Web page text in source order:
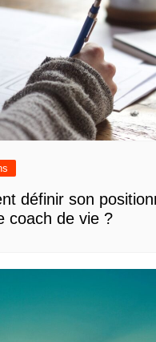
définir son
coach de vie ?